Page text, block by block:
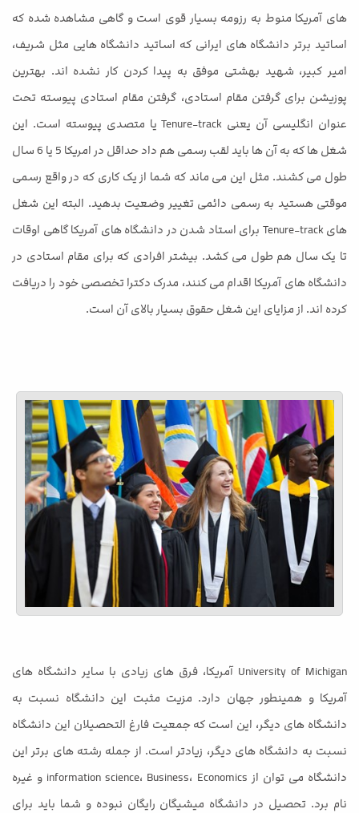
های آمریکا منوط به رزومه بسیار قوی است و گاهی مشاهده شده که
اساتید برتر دانشگاه های ایرانی که اساتید دانشگاه هایی مثل شریف،
امیر کبیر، شهید بهشتی موفق به پیدا کردن کار نشده اند. بهترین
پوزیشن برای گرفتن مقام استادی، گرفتن مقام استادی پیوسته تحت
عنوان انگلیسی آن یعنی Tenure-track یا متصدی پیوسته است. این
شغل ها که به آن ها باید لقب رسمی هم داد حداقل در امریکا 5 یا 6 سال
طول می کشند. مثل این می ماند که شما از یک کاری که در واقع رسمی
موقتی هستید به رسمی دائمی تغییر وضعیت بدهید. البته این شغل
های Tenure-track برای استاد شدن در دانشگاه های آمریکا گاهی اوقات
تا یک سال هم طول می کشد. بیشتر افرادی که برای مقام استادی در
دانشگاه های آمریکا اقدام می کنند، مدرک دکترا تخصصی خود را دریافت
کرده اند. از مزایای این شغل حقوق بسیار بالای آن است.
University of Michigan آمریکا، فرق های زیادی با سایر دانشگاه های
آمریکا و همینطور جهان دارد. مزیت مثبت این دانشگاه نسبت به
دانشگاه های دیگر، این است که جمعیت فارغ التحصیلان این دانشگاه
نسبت به دانشگاه های دیگر، زیادتر است. از جمله رشته های برتر این
دانشگاه می توان از information science، Business، Economics و غیره
نام برد. تحصیل در دانشگاه میشیگان رایگان نبوده و شما باید برای